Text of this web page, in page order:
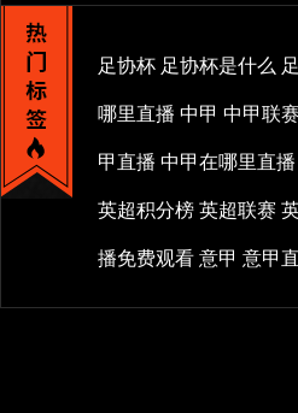
足协杯 足协杯是什么
哪里直播 中甲 中甲联赛
甲直播 中甲在哪里直播
英超积分榜 英超联赛
播免费观看 意甲 意甲